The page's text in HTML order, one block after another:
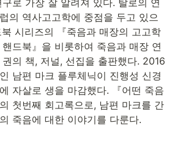
의 역사고고학에 중점을 두고 있으
시리즈의 『죽음과 매장의 고고학
드북』을 비롯하여 죽음과 매장 연
의 책, 저널, 선집을 출판했다. 2016
남편 마크 플루체닉이 진행성 신경
자살로 생을 마감했다. 『어떤 죽음
첫번째 회고록으로, 남편 마크를 간
죽음에 대한 이야기를 다룬다.